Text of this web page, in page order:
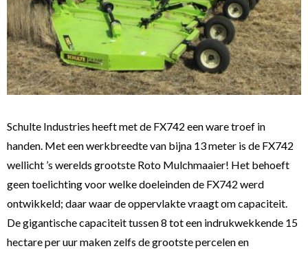
Schulte Industries heeft met de FX742 een ware troef in
handen. Met een werkbreedte van bijna 13 meter is de FX742
wellicht ’s werelds grootste Roto Mulchmaaier! Het behoeft
geen toelichting voor welke doeleinden de FX742 werd
ontwikkeld; daar waar de oppervlakte vraagt om capaciteit.
De gigantische capaciteit tussen 8 tot een indrukwekkende 15
hectare per uur maken zelfs de grootste percelen en